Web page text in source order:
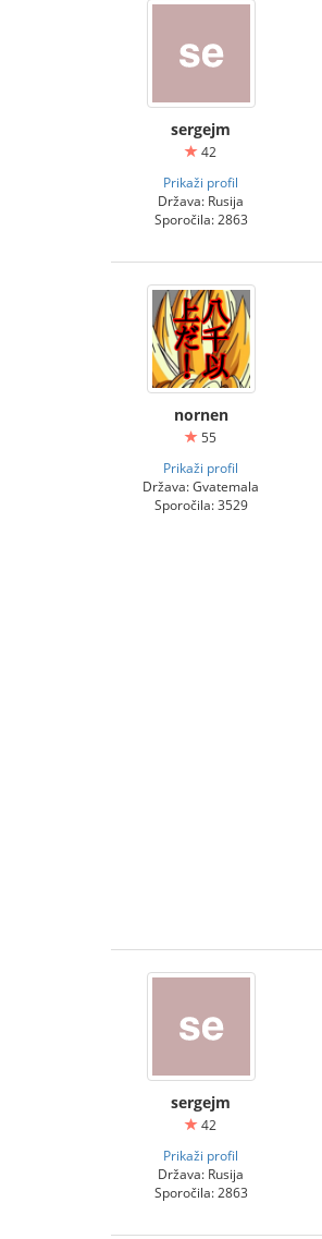
sergejm
42
Prikaži profil
Država: Rusija
Sporočila: 2863
nornen
55
Prikaži profil
Država: Gvatemala
Sporočila: 3529
sergejm
42
Prikaži profil
Država: Rusija
Sporočila: 2863